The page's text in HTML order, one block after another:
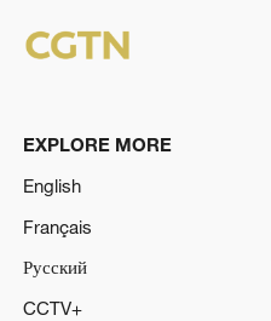
EXPLORE MORE
English
Français
Русский
CCTV+